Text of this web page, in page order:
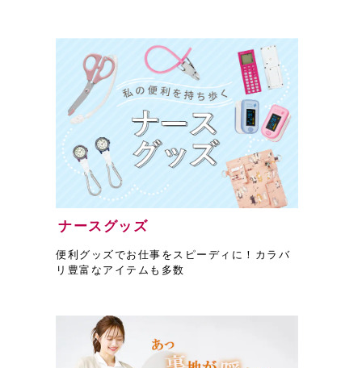
ナースグッズ
便利グッズでお仕事をスピーディに！カラバ
リ豊富なアイテムも多数